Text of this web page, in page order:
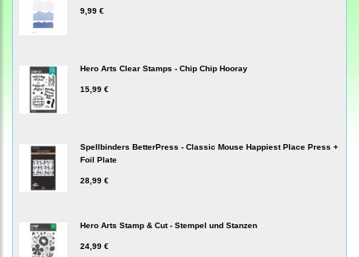
9,99 €
Hero Arts Clear Stamps - Chip Chip Hooray
15,99 €
Spellbinders BetterPress - Classic Mouse Happiest Place Press +
Foil Plate
28,99 €
Hero Arts Stamp & Cut - Stempel und Stanzen
24,99 €